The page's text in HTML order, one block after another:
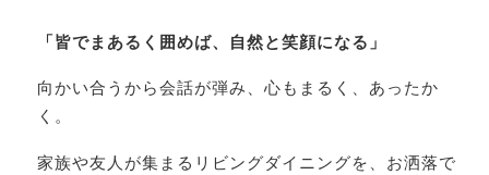
「皆でまあるく囲めば、自然と笑顔になる」
向かい合うから会話が弾み、心もまるく、あったか
く。
家族や友人が集まるリビングダイニングを、お洒落で